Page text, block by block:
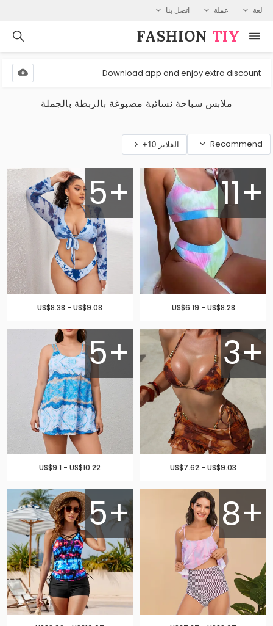
لغة عملة اتصل بنا
FASHION⁠ TIY
Download app and enjoy extra discount
ملابس سباحة نسائية مصبوغة بالربطة بالجملة
Recommend الفلاتر 10+
11+
US$6.19 - US$8.28
5+
US$8.38 - US$9.08
3+
US$7.62 - US$9.03
5+
US$9.1 - US$10.22
8+
5+